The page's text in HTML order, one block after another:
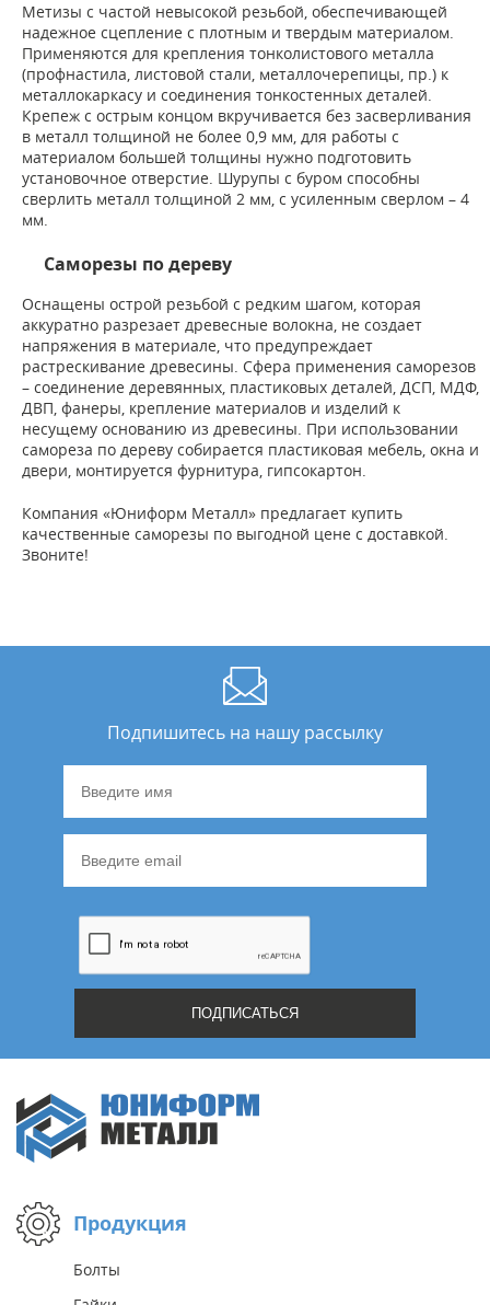
Метизы с частой невысокой резьбой, обеспечивающей
надежное сцепление с плотным и твердым материалом.
Применяются для крепления тонколистового металла
(профнастила, листовой стали, металлочерепицы, пр.) к
металлокаркасу и соединения тонкостенных деталей.
Крепеж с острым концом вкручивается без засверливания
в металл толщиной не более 0,9 мм, для работы с
материалом большей толщины нужно подготовить
установочное отверстие. Шурупы с буром способны
сверлить металл толщиной 2 мм, с усиленным сверлом – 4
мм.
Саморезы по дереву
Оснащены острой резьбой с редким шагом, которая
аккуратно разрезает древесные волокна, не создает
напряжения в материале, что предупреждает
растрескивание древесины. Сфера применения саморезов
– соединение деревянных, пластиковых деталей, ДСП, МДФ,
ДВП, фанеры, крепление материалов и изделий к
несущему основанию из древесины. При использовании
самореза по дереву собирается пластиковая мебель, окна и
двери, монтируется фурнитура, гипсокартон.
Компания «Юниформ Металл» предлагает купить
качественные саморезы по выгодной цене с доставкой.
Звоните!
Подпишитесь на нашу рассылку
Продукция
Болты